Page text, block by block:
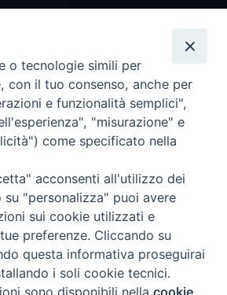
presidenza
& Vita - C.F96600690588- Tutti i
-Privacy- Credits
o tecnologie simili per
con il tuo consenso, anche per
e funzionalità semplici",
"misurazione" e
come specificato nella
acconsenti all'utilizzo dei
"personalizza" puoi avere
sui cookie utilizzati e
preferenze. Cliccando su
questa informativa proseguirai
i soli cookie tecnici.